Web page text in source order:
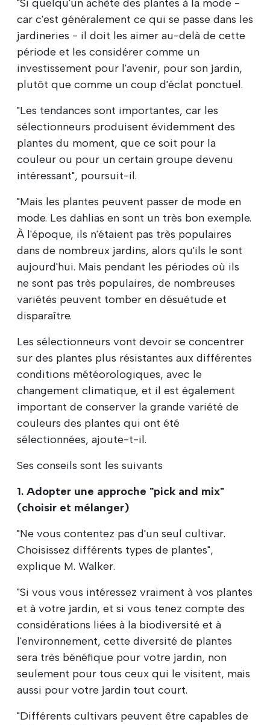
"Si quelqu'un achète des plantes à la mode -
car c'est généralement ce qui se passe dans les
jardineries - il doit les aimer au-delà de cette
période et les considérer comme un
investissement pour l'avenir, pour son jardin,
plutôt que comme un coup d'éclat ponctuel.
"Les tendances sont importantes, car les
sélectionneurs produisent évidemment des
plantes du moment, que ce soit pour la
couleur ou pour un certain groupe devenu
intéressant", poursuit-il.
"Mais les plantes peuvent passer de mode en
mode. Les dahlias en sont un très bon exemple.
À l'époque, ils n'étaient pas très populaires
dans de nombreux jardins, alors qu'ils le sont
aujourd'hui. Mais pendant les périodes où ils
ne sont pas très populaires, de nombreuses
variétés peuvent tomber en désuétude et
disparaître.
Les sélectionneurs vont devoir se concentrer
sur des plantes plus résistantes aux différentes
conditions météorologiques, avec le
changement climatique, et il est également
important de conserver la grande variété de
couleurs des plantes qui ont été
sélectionnées, ajoute-t-il.
Ses conseils sont les suivants
1. Adopter une approche "pick and mix"
(choisir et mélanger)
"Ne vous contentez pas d'un seul cultivar.
Choisissez différents types de plantes",
explique M. Walker.
"Si vous vous intéressez vraiment à vos plantes
et à votre jardin, et si vous tenez compte des
considérations liées à la biodiversité et à
l'environnement, cette diversité de plantes
sera très bénéfique pour votre jardin, non
seulement pour tous ceux qui le visitent, mais
aussi pour votre jardin tout court.
"Différents cultivars peuvent être capables de